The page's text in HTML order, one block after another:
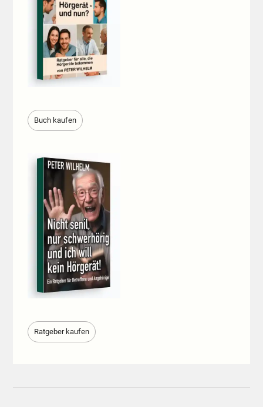
Buch kaufen
Ratgeber kaufen